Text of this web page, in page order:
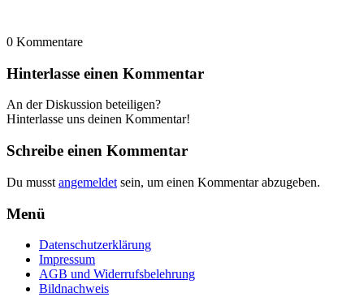
0 Kommentare
Hinterlasse einen Kommentar
An der Diskussion beteiligen?
Hinterlasse uns deinen Kommentar!
Schreibe einen Kommentar
Du musst angemeldet sein, um einen Kommentar abzugeben.
Menü
Datenschutzerklärung
Impressum
AGB und Widerrufsbelehrung
Bildnachweis